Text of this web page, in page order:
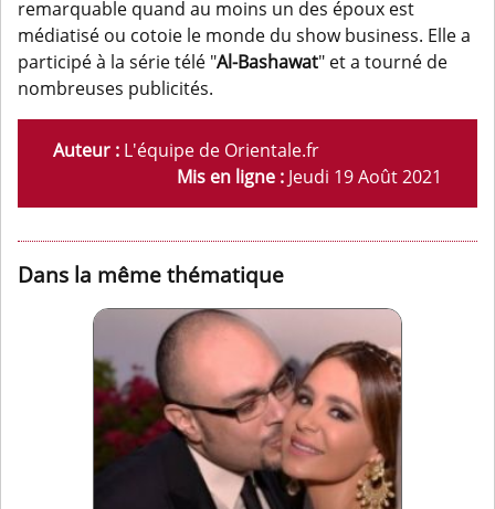
remarquable quand au moins un des époux est
médiatisé ou cotoie le monde du show business. Elle a
participé à la série télé "Al-Bashawat" et a tourné de
nombreuses publicités.
Auteur : L'équipe de Orientale.fr
Mis en ligne : Jeudi 19 Août 2021
Dans la même thématique